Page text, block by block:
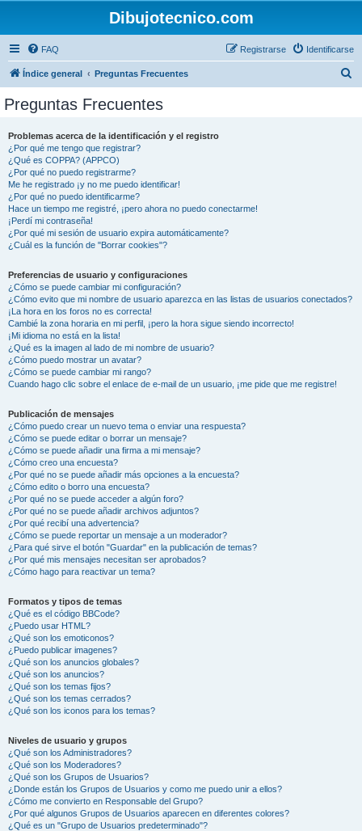
Dibujotecnico.com
FAQ Identificarse
Registrarse
Índice general Preguntas Frecuentes
Preguntas Frecuentes
Problemas acerca de la identificación y el registro
¿Por qué me tengo que registrar?
¿Qué es COPPA? (APPCO)
¿Por qué no puedo registrarme?
Me he registrado ¡y no me puedo identificar!
¿Por qué no puedo identificarme?
Hace un tiempo me registré, ¡pero ahora no puedo conectarme!
¡Perdí mi contraseña!
¿Por qué mi sesión de usuario expira automáticamente?
¿Cuál es la función de "Borrar cookies"?
Preferencias de usuario y configuraciones
¿Cómo se puede cambiar mi configuración?
¿Cómo evito que mi nombre de usuario aparezca en las listas de usuarios conectados?
¡La hora en los foros no es correcta!
Cambié la zona horaria en mi perfil, ¡pero la hora sigue siendo incorrecto!
¡Mi idioma no está en la lista!
¿Qué es la imagen al lado de mi nombre de usuario?
¿Cómo puedo mostrar un avatar?
¿Cómo se puede cambiar mi rango?
Cuando hago clic sobre el enlace de e-mail de un usuario, ¡me pide que me registre!
Publicación de mensajes
¿Cómo puedo crear un nuevo tema o enviar una respuesta?
¿Cómo se puede editar o borrar un mensaje?
¿Cómo se puede añadir una firma a mi mensaje?
¿Cómo creo una encuesta?
¿Por qué no se puede añadir más opciones a la encuesta?
¿Cómo edito o borro una encuesta?
¿Por qué no se puede acceder a algún foro?
¿Por qué no se puede añadir archivos adjuntos?
¿Por qué recibí una advertencia?
¿Cómo se puede reportar un mensaje a un moderador?
¿Para qué sirve el botón "Guardar" en la publicación de temas?
¿Por qué mis mensajes necesitan ser aprobados?
¿Cómo hago para reactivar un tema?
Formatos y tipos de temas
¿Qué es el código BBCode?
¿Puedo usar HTML?
¿Qué son los emoticonos?
¿Puedo publicar imagenes?
¿Qué son los anuncios globales?
¿Qué son los anuncios?
¿Qué son los temas fijos?
¿Qué son los temas cerrados?
¿Qué son los iconos para los temas?
Niveles de usuario y grupos
¿Qué son los Administradores?
¿Qué son los Moderadores?
¿Qué son los Grupos de Usuarios?
¿Donde están los Grupos de Usuarios y como me puedo unir a ellos?
¿Cómo me convierto en Responsable del Grupo?
¿Por qué algunos Grupos de Usuarios aparecen en diferentes colores?
¿Qué es un "Grupo de Usuarios predeterminado"?